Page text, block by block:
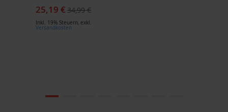
Sonderpreis
25,19 € 34,99 €
Inkl. 19% Steuern, exkl.
Versandkosten